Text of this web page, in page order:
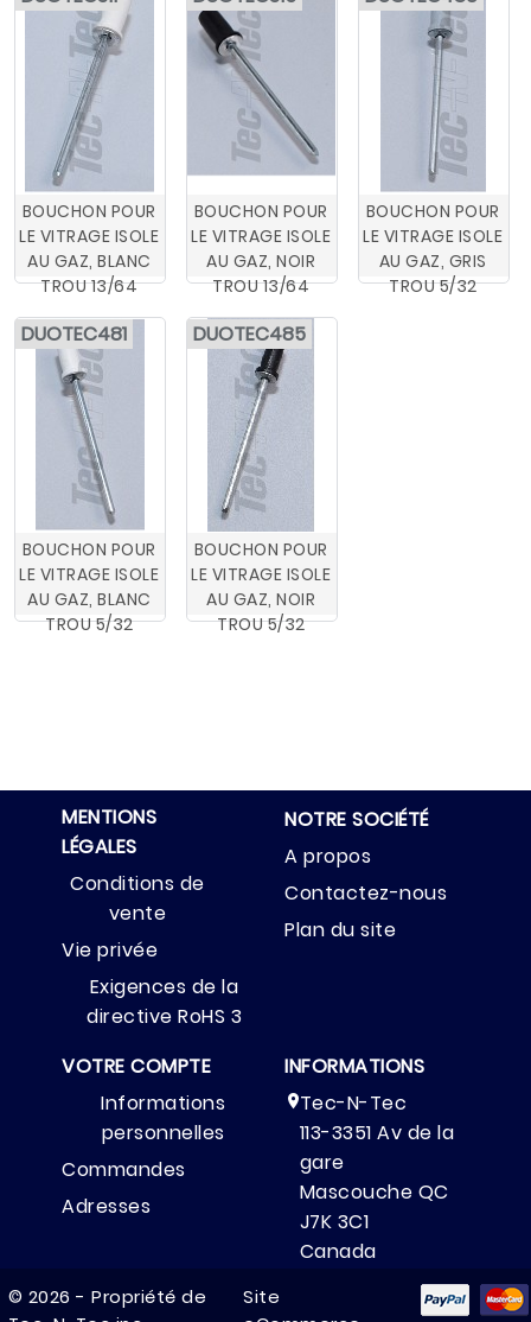
BOUCHON POUR
LE VITRAGE ISOLE
AU GAZ, BLANC
TROU 13/64
BOUCHON POUR
LE VITRAGE ISOLE
AU GAZ, NOIR
TROU 13/64
BOUCHON POUR
LE VITRAGE ISOLE
AU GAZ, GRIS
TROU 5/32
BOUCHON POUR
LE VITRAGE ISOLE
AU GAZ, BLANC
TROU 5/32
DUOTEC481
BOUCHON POUR
LE VITRAGE ISOLE
AU GAZ, NOIR
TROU 5/32
DUOTEC485
MENTIONS
LÉGALES
Conditions de
vente
Vie privée
Exigences de la
directive RoHS 3
NOTRE SOCIÉTÉ
A propos
Contactez-nous
Plan du site
VOTRE COMPTE
Informations
personnelles
Commandes
Adresses
INFORMATIONS
Tec-N-Tec
113-3351 Av de la
gare
Mascouche QC
J7K 3C1
Canada
(514) 325-7777
© 2026 - Propriété de
Site